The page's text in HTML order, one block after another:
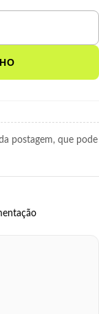
postagem, que pode